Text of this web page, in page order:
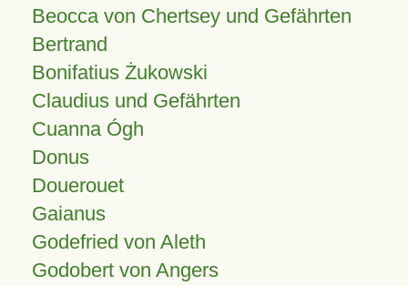
Beocca von Chertsey und Gefährten
Bertrand
Bonifatius Żukowski
Claudius und Gefährten
Cuanna Ógh
Donus
Douerouet
Gaianus
Godefried von Aleth
Godobert von Angers